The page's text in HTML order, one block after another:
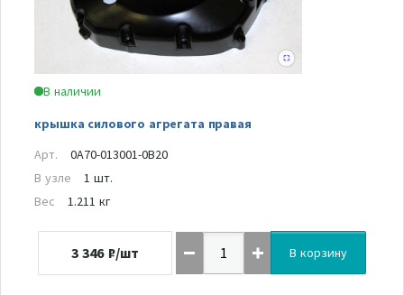
В наличии
крышка силового агрегата правая
Арт.
0A70-013001-0B20
В узле
1 шт.
Вес
1.211 кг
3 346 ₽/шт В корзину